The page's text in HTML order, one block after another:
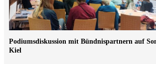
Podiumsdiskussion mit Bündnispartnern auf
Kiel